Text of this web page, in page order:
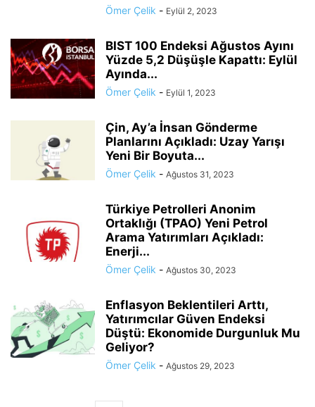
Ömer Çelik - Eylül 2, 2023
BIST 100 Endeksi Ağustos Ayını
Yüzde 5,2 Düşüşle Kapattı: Eylül
Ayında...
Ömer Çelik - Eylül 1, 2023
Çin, Ay’a İnsan Gönderme
Planlarını Açıkladı: Uzay Yarışı
Yeni Bir Boyuta...
Ömer Çelik - Ağustos 31, 2023
Türkiye Petrolleri Anonim
Ortaklığı (TPAO) Yeni Petrol
Arama Yatırımları Açıkladı:
Enerji...
Ömer Çelik - Ağustos 30, 2023
Enflasyon Beklentileri Arttı,
Yatırımcılar Güven Endeksi
Düştü: Ekonomide Durgunluk Mu
Geliyor?
Ömer Çelik - Ağustos 29, 2023